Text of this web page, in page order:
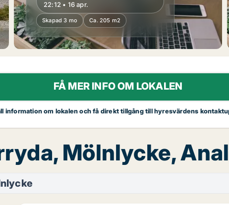
22:12 • 16 apr.
Skapad 3 mo Ca. 205 m2
FÅ MER INFO OM LOKALEN
information om lokalen och få direkt tillgång till hyresvärdens
Mölnlycke,